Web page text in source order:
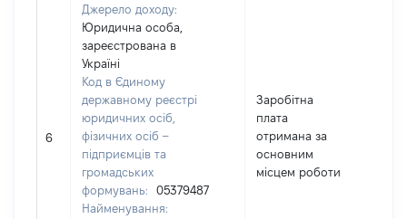
6
Джерело доходу:
Юридична особа,
зареєстрована в
Україні
Код в Єдиному
державному реєстрі
юридичних осіб,
фізичних осіб –
підприємців та
громадських
формувань:
05379487
Найменування:
Заробітна
плата
отримана за
основним
місцем роботи